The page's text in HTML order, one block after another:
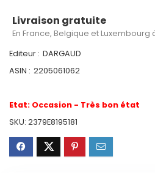
Livraison gratuite
En France, Belgique et
Editeur : DARGAUD
ASIN : 2205061062
Etat: Occasion - Très bon état
SKU: 2379E8195181